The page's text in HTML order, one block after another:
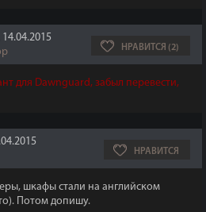
14.04.2015
НРАВИТСЯ (2)
для Dawnguard, забыл перевести,
НРАВИТСЯ
шкафы стали на английском
Потом допишу.